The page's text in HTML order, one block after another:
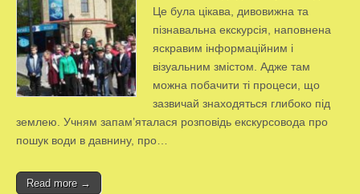
Це була цікава, дивовижна та
пізнавальна екскурсія, наповнена
яскравим інформаційним і
візуальним змістом. Адже там
можна побачити ті процеси, що
зазвичай знаходяться глибоко під
землею. Учням запам’яталася розповідь екскурсовода про
пошук води в давнину, про…
Read more →